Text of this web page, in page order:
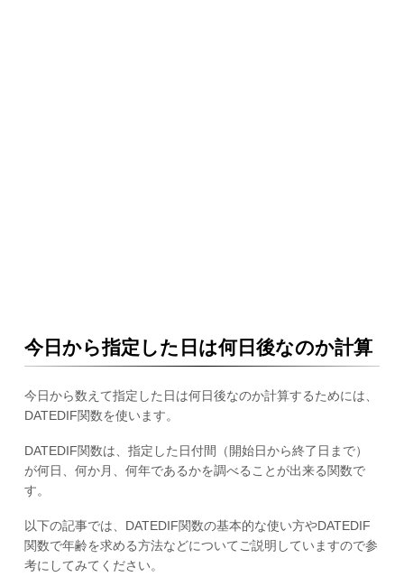
今日から指定した日は何日後なのか計算
今日から数えて指定した日は何日後なのか計算するためには、
DATEDIF関数を使います。
DATEDIF関数は、指定した日付間（開始日から終了日まで）
が何日、何か月、何年であるかを調べることが出来る関数で
す。
以下の記事では、DATEDIF関数の基本的な使い方やDATEDIF
関数で年齢を求める方法などについてご説明していますので参
考にしてみてください。